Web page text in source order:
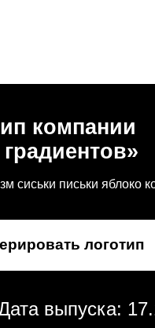
компании
градиентов»
сиськи письки яблоко
логотип
выпуска: